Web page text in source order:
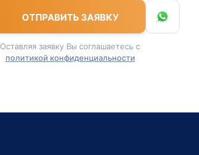
ОТПРАВИТЬ ЗАЯВКУ
Оставляя заявку Вы соглашаетесь с
политикой конфиденциальности